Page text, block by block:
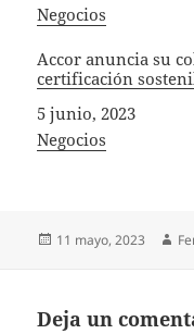
In relation to
Negocios
Accor anuncia su
certificación
Fecha
5 junio, 2023
In relation to
Negocios
Publicado
11 mayo, 2023
Deja un